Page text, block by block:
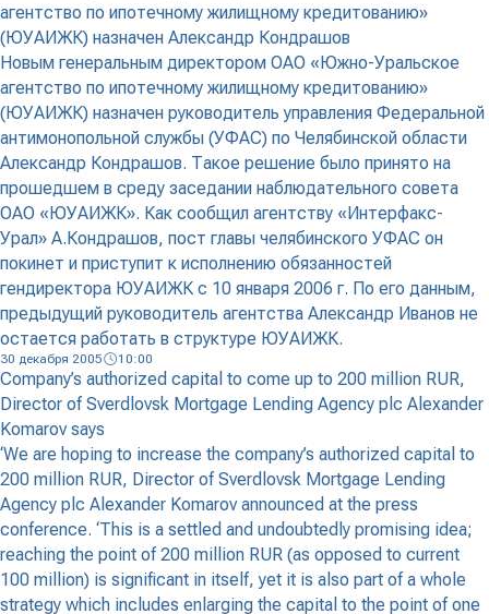
агентство по ипотечному жилищному кредитованию»
(ЮУАИЖК) назначен Александр Кондрашов
Новым генеральным директором ОАО «Южно-Уральское
агентство по ипотечному жилищному кредитованию»
(ЮУАИЖК) назначен руководитель управления Федеральной
антимонопольной службы (УФАС) по Челябинской области
Александр Кондрашов. Такое решение было принято на
прошедшем в среду заседании наблюдательного совета
ОАО «ЮУАИЖК». Как сообщил агентству «Интерфакс-
Урал» А.Кондрашов, пост главы челябинского УФАС он
покинет и приступит к исполнению обязанностей
гендиректора ЮУАИЖК с 10 января 2006 г. По его данным,
предыдущий руководитель агентства Александр Иванов не
остается работать в структуре ЮУАИЖК.
30 декабря 2005 10:00
Company’s authorized capital to come up to 200 million RUR,
Director of Sverdlovsk Mortgage Lending Agency plc Alexander
Komarov says
‘We are hoping to increase the company’s authorized capital to
200 million RUR, Director of Sverdlovsk Mortgage Lending
Agency plc Alexander Komarov announced at the press
conference. ‘This is a settled and undoubtedly promising idea;
reaching the point of 200 million RUR (as opposed to current
100 million) is significant in itself, yet it is also part of a whole
strategy which includes enlarging the capital to the point of one